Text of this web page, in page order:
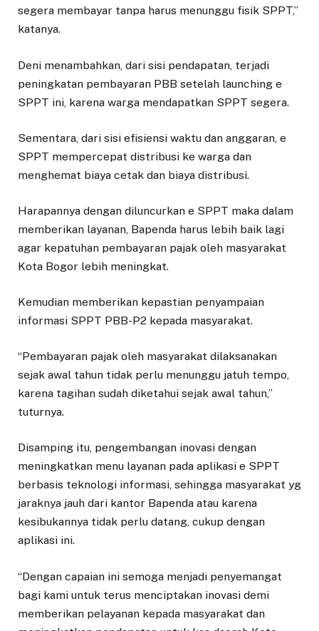
segera membayar tanpa harus menunggu fisik SPPT,”
katanya.
Deni menambahkan, dari sisi pendapatan, terjadi
peningkatan pembayaran PBB setelah launching e
SPPT ini, karena warga mendapatkan SPPT segera.
Sementara, dari sisi efisiensi waktu dan anggaran, e
SPPT mempercepat distribusi ke warga dan
menghemat biaya cetak dan biaya distribusi.
Harapannya dengan diluncurkan e SPPT maka dalam
memberikan layanan, Bapenda harus lebih baik lagi
agar kepatuhan pembayaran pajak oleh masyarakat
Kota Bogor lebih meningkat.
Kemudian memberikan kepastian penyampaian
informasi SPPT PBB-P2 kepada masyarakat.
“Pembayaran pajak oleh masyarakat dilaksanakan
sejak awal tahun tidak perlu menunggu jatuh tempo,
karena tagihan sudah diketahui sejak awal tahun,”
tuturnya.
Disamping itu, pengembangan inovasi dengan
meningkatkan menu layanan pada aplikasi e SPPT
berbasis teknologi informasi, sehingga masyarakat yg
jaraknya jauh dari kantor Bapenda atau karena
kesibukannya tidak perlu datang, cukup dengan
aplikasi ini.
“Dengan capaian ini semoga menjadi penyemangat
bagi kami untuk terus menciptakan inovasi demi
memberikan pelayanan kepada masyarakat dan